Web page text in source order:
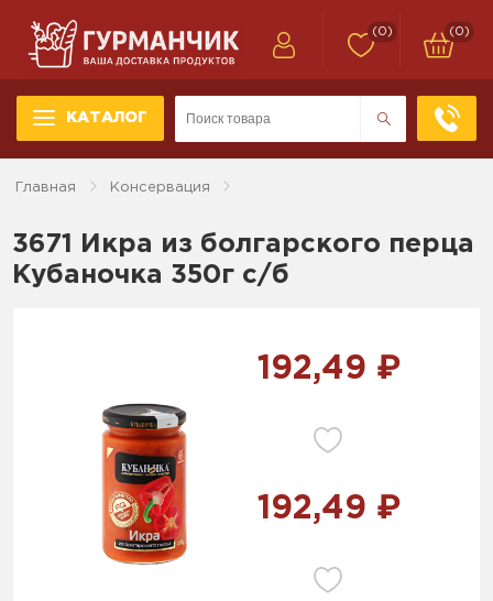
КАТАЛОГ
(0) (0)
Главная Консервация
3671 Икра из болгарского перца
Кубаночка 350г с/б
192,49 ₽
192,49 ₽